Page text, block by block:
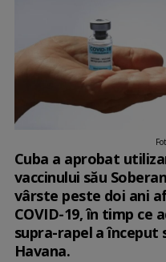
Cuba a aprobat
vaccinului său
vârste peste doi ani
COVID-19, în timp ce
supra-rapel a început
Havana.